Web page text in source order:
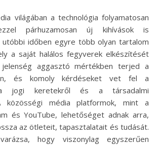
párhuzamosan új kihívások is
utóbbi időben egyre több olyan tartalom
a saját halálos fegyverek elkészítését
aggasztó mértékben terjed a
és komoly kérdéseket vet fel a
a jogi keretekről és a társadalmi
közösségi média platformok, mint a
és YouTube, lehetőséget adnak arra,
az ötleteit, tapasztalatait és tudását.
hogy viszonylag egyszerűen